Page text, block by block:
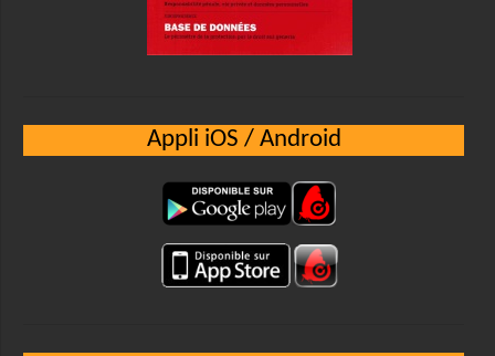
Appli iOS / Android